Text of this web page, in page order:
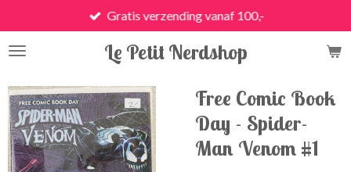
direct
naar
hoofdinhoud
Le Petit Nerdshop
Gratis verzending vanaf 100,-
Free Comic Book
Day - Spider-
Man Venom #1